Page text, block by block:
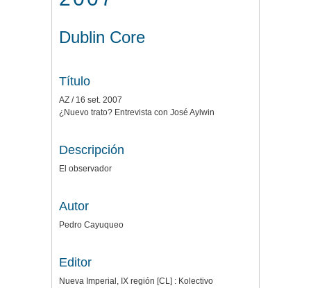
Dublin Core
Título
AZ / 16 set. 2007
¿Nuevo trato? Entrevista con José Aylwin
Descripción
El observador
Autor
Pedro Cayuqueo
Editor
Nueva Imperial, IX región [CL] : Kolectivo